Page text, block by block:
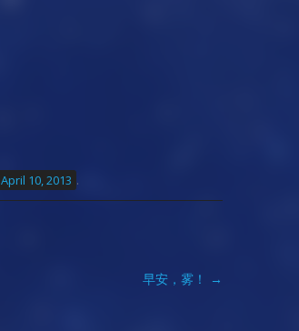
April 10, 2013 .
早安，雾！ →